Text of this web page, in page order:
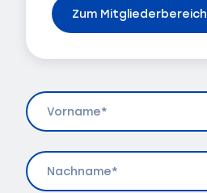
Zum Mitgliederbereich
Vorname
(erforderlich)
Nachname
(erforderlich)